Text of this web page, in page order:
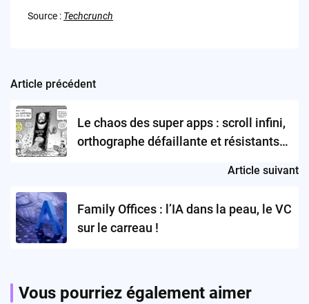
Source : Techcrunch
Post
navigation
Article précédent
Le chaos des super apps : scroll infini,
orthographe défaillante et résistants
Article suivant
Family Offices : l’IA dans la peau, le VC
sur le carreau !
Vous pourriez également aimer